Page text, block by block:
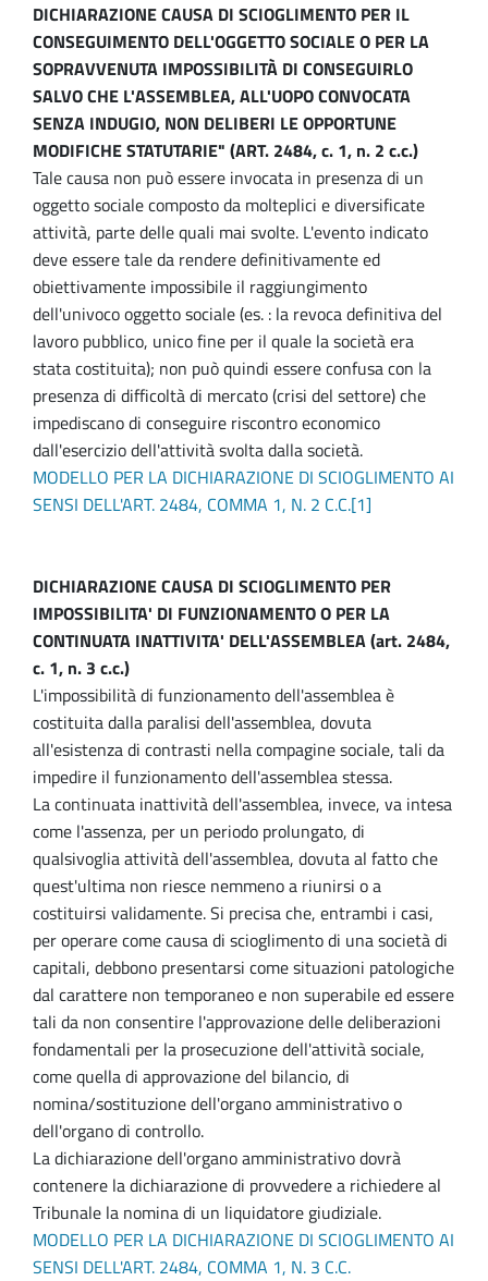
DICHIARAZIONE CAUSA DI SCIOGLIMENTO PER IL
CONSEGUIMENTO DELL'OGGETTO SOCIALE O PER LA
SOPRAVVENUTA IMPOSSIBILITÀ DI CONSEGUIRLO
SALVO CHE L'ASSEMBLEA, ALL'UOPO CONVOCATA
SENZA INDUGIO, NON DELIBERI LE OPPORTUNE
MODIFICHE STATUTARIE" (ART. 2484, c. 1, n. 2 c.c.)
Tale causa non può essere invocata in presenza di un
oggetto sociale composto da molteplici e diversificate
attività, parte delle quali mai svolte. L'evento indicato
deve essere tale da rendere definitivamente ed
obiettivamente impossibile il raggiungimento
dell'univoco oggetto sociale (es. : la revoca definitiva del
lavoro pubblico, unico fine per il quale la società era
stata costituita); non può quindi essere confusa con la
presenza di difficoltà di mercato (crisi del settore) che
impediscano di conseguire riscontro economico
dall'esercizio dell'attività svolta dalla società.
MODELLO PER LA DICHIARAZIONE DI SCIOGLIMENTO AI
SENSI DELL'ART. 2484, COMMA 1, N. 2 C.C.[1]
DICHIARAZIONE CAUSA DI SCIOGLIMENTO PER
IMPOSSIBILITA' DI FUNZIONAMENTO O PER LA
CONTINUATA INATTIVITA' DELL'ASSEMBLEA (art. 2484,
c. 1, n. 3 c.c.)
L'impossibilità di funzionamento dell'assemblea è
costituita dalla paralisi dell'assemblea, dovuta
all'esistenza di contrasti nella compagine sociale, tali da
impedire il funzionamento dell'assemblea stessa.
La continuata inattività dell'assemblea, invece, va intesa
come l'assenza, per un periodo prolungato, di
qualsivoglia attività dell'assemblea, dovuta al fatto che
quest'ultima non riesce nemmeno a riunirsi o a
costituirsi validamente. Si precisa che, entrambi i casi,
per operare come causa di scioglimento di una società di
capitali, debbono presentarsi come situazioni patologiche
dal carattere non temporaneo e non superabile ed essere
tali da non consentire l'approvazione delle deliberazioni
fondamentali per la prosecuzione dell'attività sociale,
come quella di approvazione del bilancio, di
nomina/sostituzione dell'organo amministrativo o
dell'organo di controllo.
La dichiarazione dell'organo amministrativo dovrà
contenere la dichiarazione di provvedere a richiedere al
Tribunale la nomina di un liquidatore giudiziale.
MODELLO PER LA DICHIARAZIONE DI SCIOGLIMENTO AI
SENSI DELL'ART. 2484, COMMA 1, N. 3 C.C.